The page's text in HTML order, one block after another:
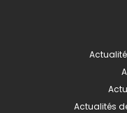
Actualités